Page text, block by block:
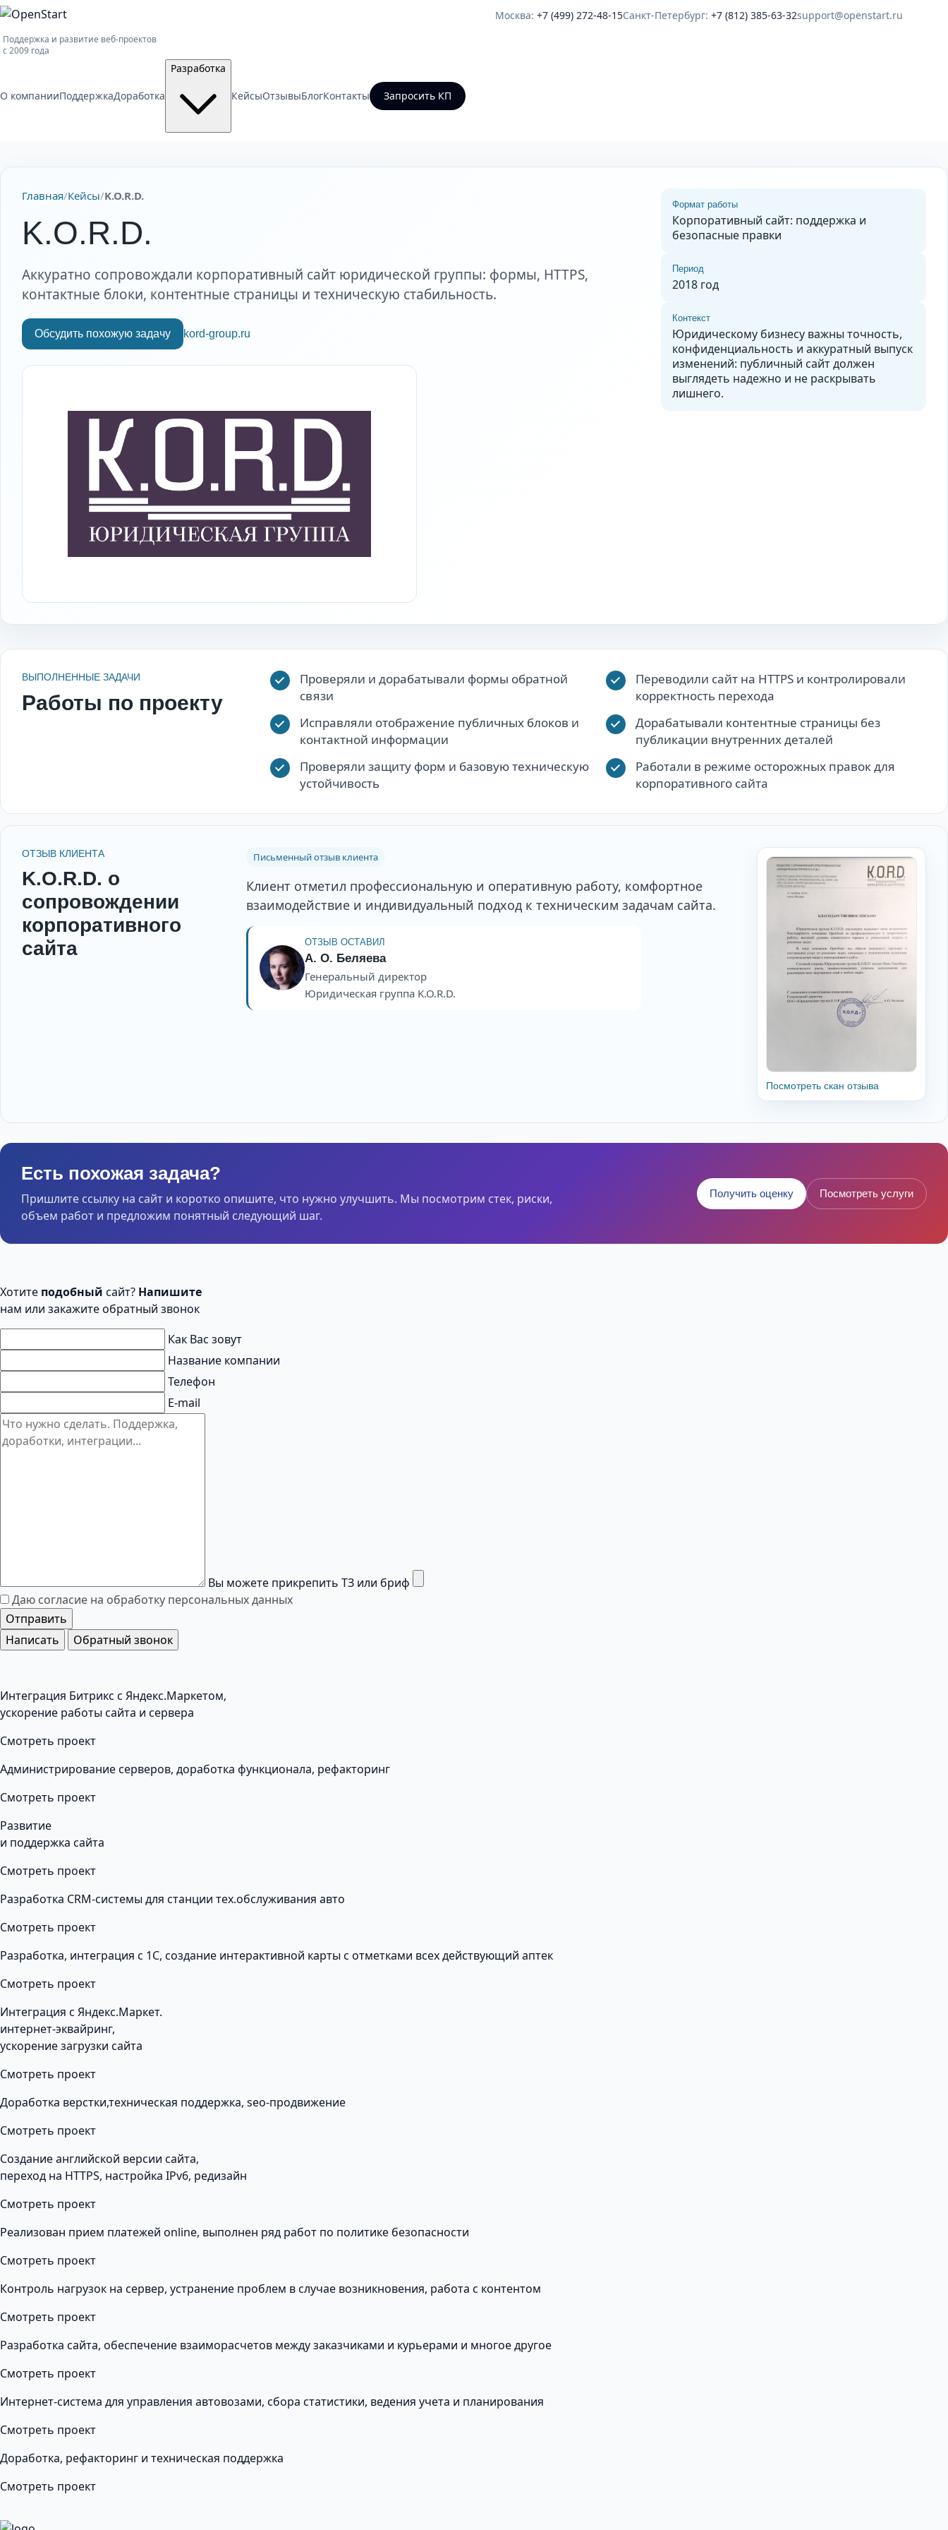
Поддержка и развитие веб-проектов
с 2009 года
Москва: +7 (499) 272-48-15Санкт-Петербург: +7 (812) 385-63-32support@openstart.ru
О компанииПоддержкаДоработка
Разработка
КейсыОтзывыБлогКонтакты Запросить КП
Главная/Кейсы/K.O.R.D.
K.O.R.D.
Аккуратно сопровождали корпоративный сайт юридической группы: формы, HTTPS,
контактные блоки, контентные страницы и техническую стабильность.
Обсудить похожую задачу kord-group.ru
Формат работы
Корпоративный сайт: поддержка и
безопасные правки
Период
2018 год
Контекст
Юридическому бизнесу важны точность,
конфиденциальность и аккуратный выпуск
изменений: публичный сайт должен
выглядеть надежно и не раскрывать
лишнего.
ВЫПОЛНЕННЫЕ ЗАДАЧИ
Работы по проекту
Проверяли и дорабатывали формы обратной
связи
Переводили сайт на HTTPS и контролировали
корректность перехода
Исправляли отображение публичных блоков и
контактной информации
Дорабатывали контентные страницы без
публикации внутренних деталей
Проверяли защиту форм и базовую техническую
устойчивость
Работали в режиме осторожных правок для
корпоративного сайта
ОТЗЫВ КЛИЕНТА
K.O.R.D. о
сопровождении
корпоративного
сайта
Письменный отзыв клиента
Клиент отметил профессиональную и оперативную работу, комфортное
взаимодействие и индивидуальный подход к техническим задачам сайта.
ОТЗЫВ ОСТАВИЛ
А. О. Беляева
Генеральный директор
Юридическая группа K.O.R.D.
Посмотреть скан отзыва
Есть похожая задача?
Пришлите ссылку на сайт и коротко опишите, что нужно улучшить. Мы посмотрим стек, риски,
объем работ и предложим понятный следующий шаг.
Получить оценку Посмотреть услуги
Хотите подобный сайт? Напишите
нам или закажите обратный звонок
Как Вас зовут
Название компании
Телефон
E-mail
Вы можете прикрепить ТЗ или бриф
Даю согласие на обработку персональных данных
Отправить
Написать
Обратный звонок
Интеграция Битрикс с Яндекс.Маркетом,
ускорение работы сайта и сервера
Смотреть проект
Администрирование серверов, доработка функционала, рефакторинг
Смотреть проект
Развитие
и поддержка сайта
Смотреть проект
Разработка CRM-системы для станции тех.обслуживания авто
Смотреть проект
Разработка, интеграция с 1С, создание интерактивной карты с отметками всех действующий аптек
Смотреть проект
Интеграция с Яндекс.Маркет.
интернет-эквайринг,
ускорение загрузки сайта
Смотреть проект
Доработка верстки,техническая поддержка, seo-продвижение
Смотреть проект
Создание английской версии сайта,
переход на HTTPS, настройка IPv6, редизайн
Смотреть проект
Реализован прием платежей online, выполнен ряд работ по политике безопасности
Смотреть проект
Контроль нагрузок на сервер, устранение проблем в случае возникновения, работа с контентом
Смотреть проект
Разработка сайта, обеспечение взаиморасчетов между заказчиками и курьерами и многое другое
Смотреть проект
Интернет-система для управления автовозами, сбора статистики, ведения учета и планирования
Смотреть проект
Доработка, рефакторинг и техническая поддержка
Смотреть проект